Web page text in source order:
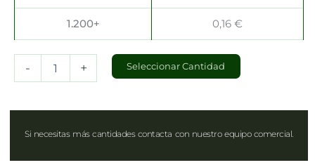
1.200+ 0,16€
- + Seleccionar Cantidad
Si necesitas más cantidades contacta con nuestro equipo comercial.